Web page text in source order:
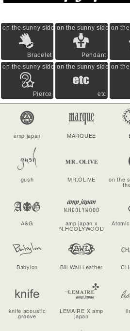
on the sunny side of the street
Bracelet
on the sunny side of the
Pendant
on
on the sunny side of the street
Pierce
on the sunny side of the
etc
on
amp japan MARQUEE
gush MR.OLIVE on the
A&G amp japan x
N.HOOLYWOOD
Babylon Bill Wall Leather
knife acoustic
groove
LEMAIRE X amp
japan